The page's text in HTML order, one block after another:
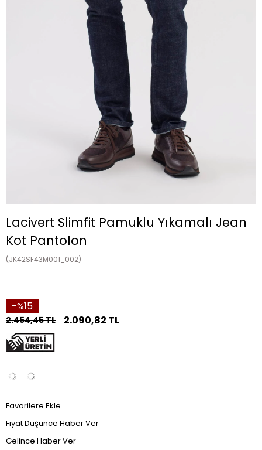
Lacivert Slimfit Pamuklu Yıkamalı Jean
Kot Pantolon
(JK42SF43M001_002)
15
2.454,45 TL 2.090,82 TL
Favorilere Ekle
Fiyat Düşünce Haber Ver
Gelince Haber Ver